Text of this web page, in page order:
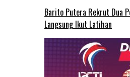
Barito Putera Rekrut Dua
Langsung Ikut Latihan